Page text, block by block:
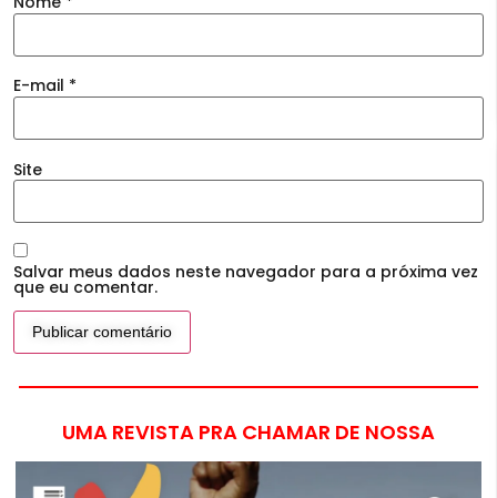
E-mail *
Site
Salvar meus dados neste navegador para a próxima vez
que eu comentar.
UMA REVISTA PRA CHAMAR DE NOSSA